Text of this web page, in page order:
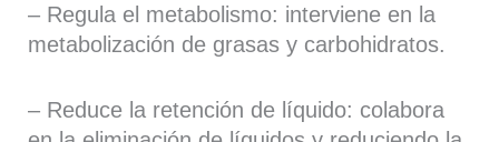
– Regula el metabolismo: interviene en la
metabolización de grasas y carbohidratos.
– Reduce la retención de líquido: colabora